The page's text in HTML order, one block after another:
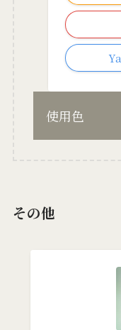
使用色
その他